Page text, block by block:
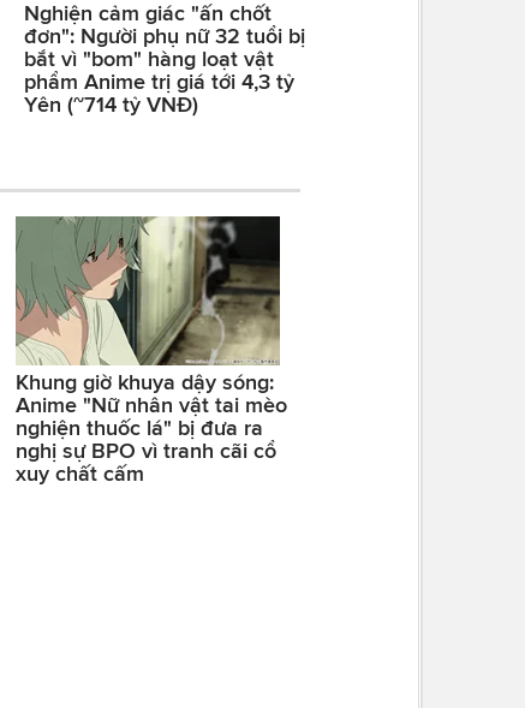
Nghiện cảm giác "ấn chốt
đơn": Người phụ nữ 32 tuổi bị
bắt vì "bom" hàng loạt vật
phẩm Anime trị giá tới 4,3 tỷ
Yên (~714 tỷ VNĐ)
Khung giờ khuya dậy sóng:
Anime "Nữ nhân vật tai mèo
nghiện thuốc lá" bị đưa ra
nghị sự BPO vì tranh cãi cổ
xuy chất cấm